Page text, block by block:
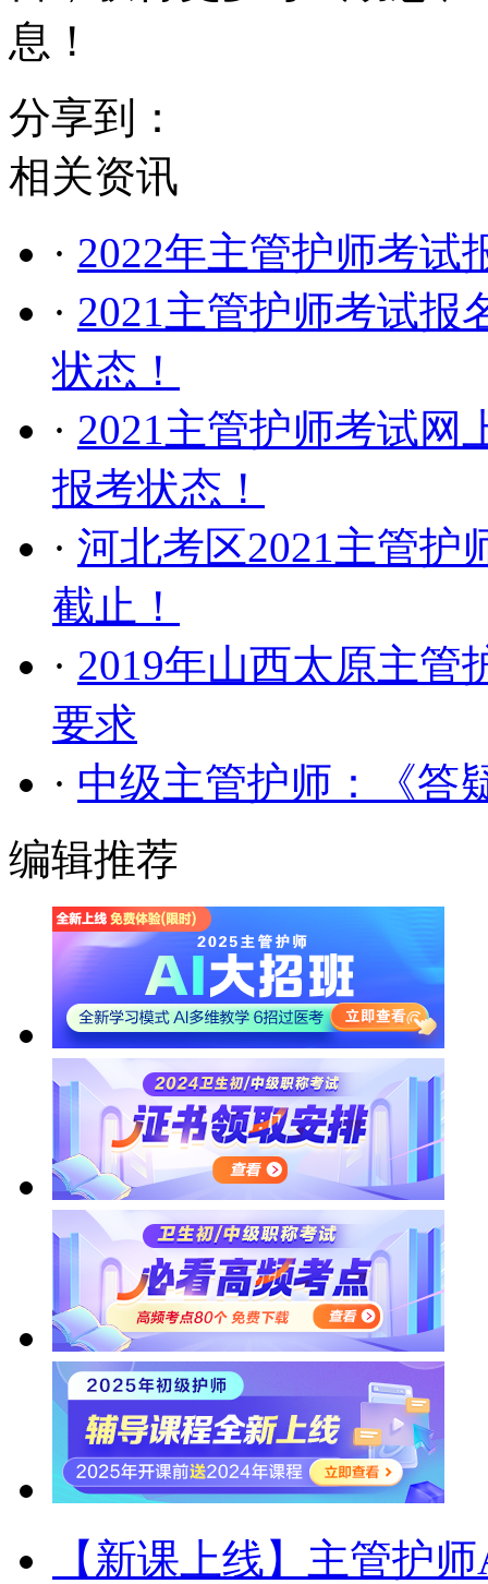
息！
分享到：
相关资讯
· 2022年主管护师考试
· 2021主管护师考试报
状态！
· 2021主管护师考试网
报考状态！
· 河北考区2021主管护
截止！
· 2019年山西太原主管
要求
· 中级主管护师：《答
编辑推荐
【新课上线】主管护